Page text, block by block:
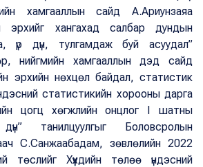
хамгааллын сайд А.Ариунзаяа
эрхийг хангахад салбар дундын
үр дүн, тулгамдаж буй асуудал”
нийгмийн хамгааллын дэд сайд
эрхийн нөхцөл байдал, статистик
статистикийн хорооны дарга
цогц хөгжлийн онцлог I шатны
танилцуулгыг Боловсролын
С.Санжаабадам, зөвлөлийн 2022
төслийг Хүүхдийн төлөө үндэсний